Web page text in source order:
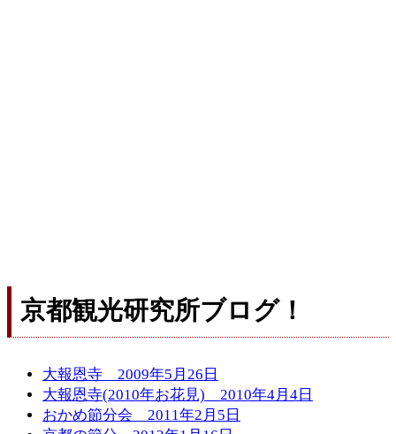
京都観光研究所ブログ！
大報恩寺 2009年5月26日
大報恩寺(2010年お花見) 2010年4月4日
おかめ節分会 2011年2月5日